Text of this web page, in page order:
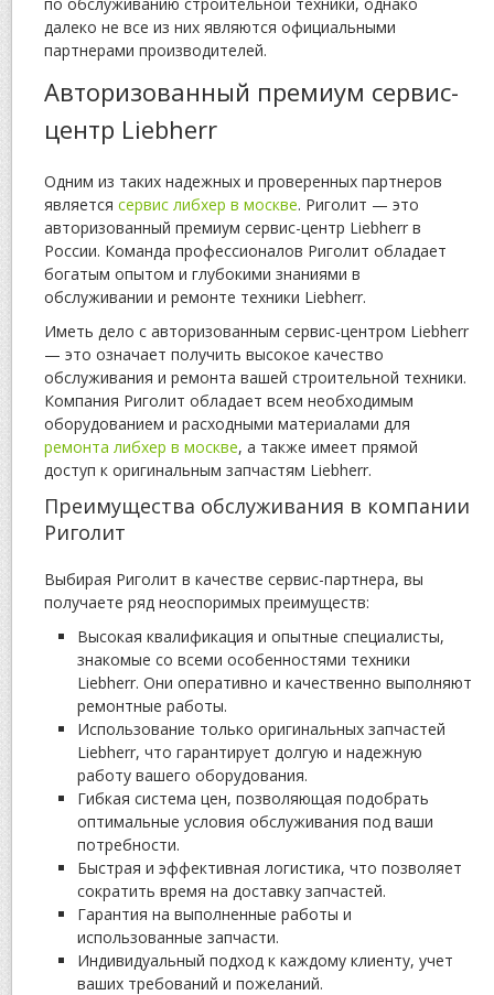
далеко не все из них являются официальными
партнерами производителей.
Авторизованный премиум сервис-
центр Liebherr
Одним из таких надежных и проверенных партнеров
является сервис либхер в москве. Риголит — это
авторизованный премиум сервис-центр Liebherr в
России. Команда профессионалов Риголит обладает
богатым опытом и глубокими знаниями в
обслуживании и ремонте техники Liebherr.
Иметь дело с авторизованным сервис-центром Liebherr
— это означает получить высокое качество
обслуживания и ремонта вашей строительной техники.
Компания Риголит обладает всем необходимым
оборудованием и расходными материалами для
ремонта либхер в москве, а также имеет прямой
доступ к оригинальным запчастям Liebherr.
Преимущества обслуживания в компании
Риголит
Выбирая Риголит в качестве сервис-партнера, вы
получаете ряд неоспоримых преимуществ:
Высокая квалификация и опытные специалисты,
знакомые со всеми особенностями техники
Liebherr. Они оперативно и качественно выполняют
ремонтные работы.
Использование только оригинальных запчастей
Liebherr, что гарантирует долгую и надежную
работу вашего оборудования.
Гибкая система цен, позволяющая подобрать
оптимальные условия обслуживания под ваши
потребности.
Быстрая и эффективная логистика, что позволяет
сократить время на доставку запчастей.
Гарантия на выполненные работы и
использованные запчасти.
Индивидуальный подход к каждому клиенту, учет
ваших требований и пожеланий.